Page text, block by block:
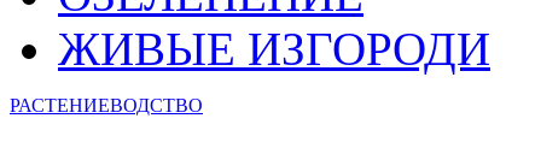
ЖИВЫЕ ИЗГОРОДИ
РАСТЕНИЕВОДСТВО